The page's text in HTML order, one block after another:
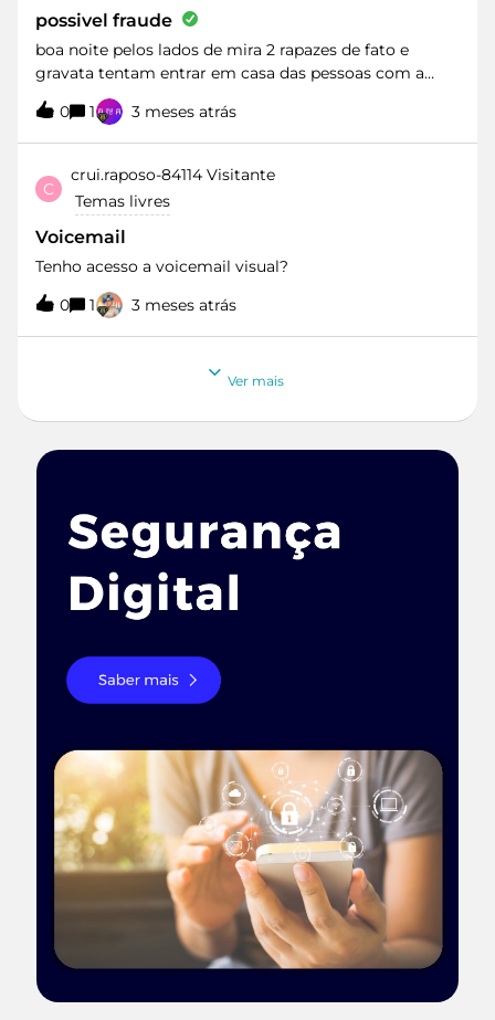
música principalmente de videoclips tem os dias
contados provavelmente só mesmo os portugueses
e os de concertos gravados podem ainda durar mais
algun tempo.Achei por bem partilhar esta informação
com o pessoal.
possivel fraude
boa noite pelos lados de mira 2 rapazes de fato e
gravata tentam entrar em casa das pessoas com a
alegada intenção de mexer nos equipamentos
alegadamente dito por eles estão em desactualizacao
.Mas no meu caso e no caso dos vizinhos , ou são da
Vodafone,ou são da MEO , ou são da nos .ou são do
que vocês forem clientes !
0 1 3 meses atrás
C
crui.raposo-84114 Visitante
Temas livres
Voicemail
Tenho acesso a voicemail visual?
0
1 3 meses atrás
Ver mais